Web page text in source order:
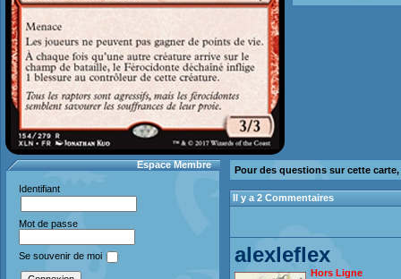
Espace Membre
Identifiant
Mot de passe
Se souvenir de moi
Pour des questions sur cette
Il y a 2 Commentaires
alexleflex
Hors Ligne